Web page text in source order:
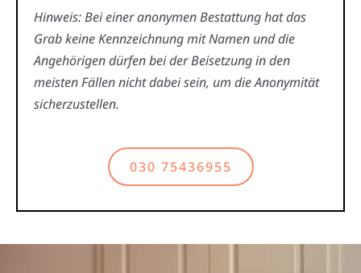
Hinweis: Bei einer anonymen Bestattung hat das
Grab keine Kennzeichnung mit Namen und die
Angehörigen dürfen bei der Beisetzung in den
meisten Fällen nicht dabei sein, um die Anonymität
sicherzustellen.
030 75436955